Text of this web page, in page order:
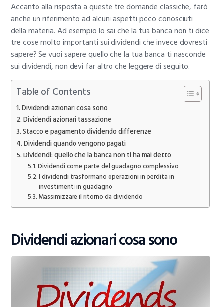
Accanto alla risposta a queste tre domande classiche, farò
anche un riferimento ad alcuni aspetti poco conosciuti
della materia. Ad esempio lo sai che la tua banca non ti dice
tre cose molto importanti sui dividendi che invece dovresti
sapere? Se vuoi sapere quello che la tua banca ti nasconde
sui dividendi, non devi far altro che leggere di seguito.
Table of Contents
Dividendi azionari cosa sono
Dividendi azionari tassazione
Stacco e pagamento dividendo differenze
Dividendi quando vengono pagati
Dividendi: quello che la banca non ti ha mai detto
Dividendi come parte del guadagno complessivo
I dividendi trasformano operazioni in perdita in
investimenti in guadagno
Massimizzare il ritorno da dividendo
Dividendi azionari cosa sono